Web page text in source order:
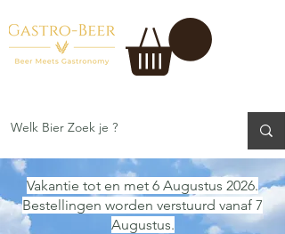
Vakantie tot en met 6 Augustus 2026.
Bestellingen worden verstuurd vanaf 7
Augustus.